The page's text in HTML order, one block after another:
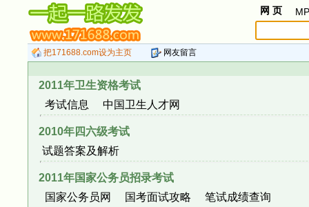
网 页
把171688.com设为主页 网友留言
2011年卫生资格考试
考试信息
中国卫生人才网
2010年四六级考试
试题答案及解析
2011年国家公务员招录考试
国家公务员网
国考面试攻略 笔试成绩查询